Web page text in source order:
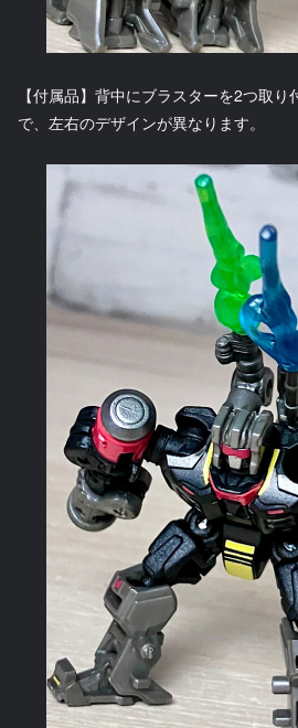
【付属品】背中にブラスターを2つ取
で、左右のデザインが異なります。